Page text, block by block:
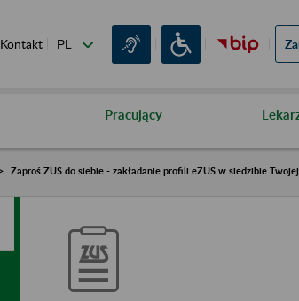
Kontakt
Pracujący
Zaproś ZUS do siebie - zakładanie profili eZUS w siedzibie